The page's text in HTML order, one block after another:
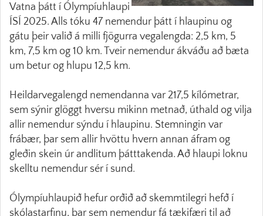
Vatna þátt í Ólympíuhlaupi
ÍSÍ 2025. Alls tóku 47 nemendur þátt í hlaupinu og
gátu þeir valið á milli fjögurra vegalengda: 2,5 km, 5
km, 7,5 km og 10 km. Tveir nemendur ákváðu að bæta
um betur og hlupu 12,5 km.
Heildarvegalengd nemendanna var 217,5 kílómetrar,
sem sýnir glöggt hversu mikinn metnað, úthald og vilja
allir nemendur sýndu í hlaupinu. Stemningin var
frábær, þar sem allir hvöttu hvern annan áfram og
gleðin skein úr andlitum þátttakenda. Að hlaupi loknu
skelltu nemendur sér í sund.
Ólympíuhlaupið hefur orðið að skemmtilegri hefð í
skólastarfinu, þar sem nemendur fá tækifæri til að